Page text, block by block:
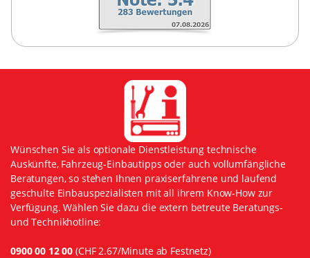
Wünschen Sie als optionale Dienstleistung technische
Auskünfte, Fahrzeug-Einbautipps oder auch vollumfängliche
Beratungen, so stehen Ihnen praxiserfahrene und laufend
geschulte Einbauspezialisten mit all ihrem Know-How zur
Verfügung. Wählen Sie dazu die extern betreute Beratungs-
und Technikhotline:
0900 00 12 00 (CHF 2.67/Minute ab Festnetz)